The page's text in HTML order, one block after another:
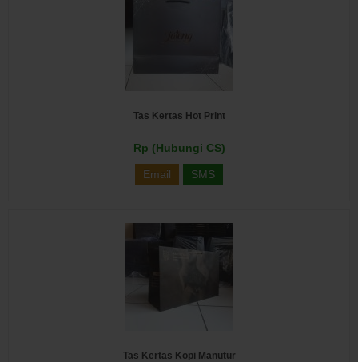
Tas Kertas Hot Print
Rp (Hubungi CS)
Email SMS
Tas Kertas Kopi Manutur